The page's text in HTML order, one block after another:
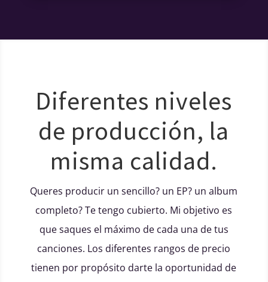
Diferentes niveles
de producción, la
misma calidad.
Queres producir un sencillo? un EP? un album
completo? Te tengo cubierto. Mi objetivo es
que saques el máximo de cada una de tus
canciones. Los diferentes rangos de precio
tienen por propósito darte la oportunidad de